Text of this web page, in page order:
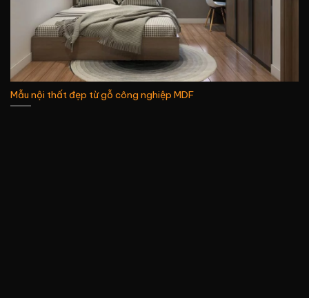
Mẫu nội thất đẹp từ gỗ công nghiệp MDF